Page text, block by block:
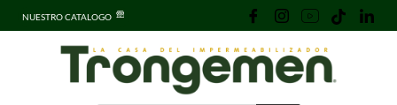
NUESTRO CATALOGO